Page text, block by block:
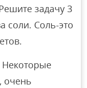
задачу 3
соли. Соль-это
Некоторые
очень